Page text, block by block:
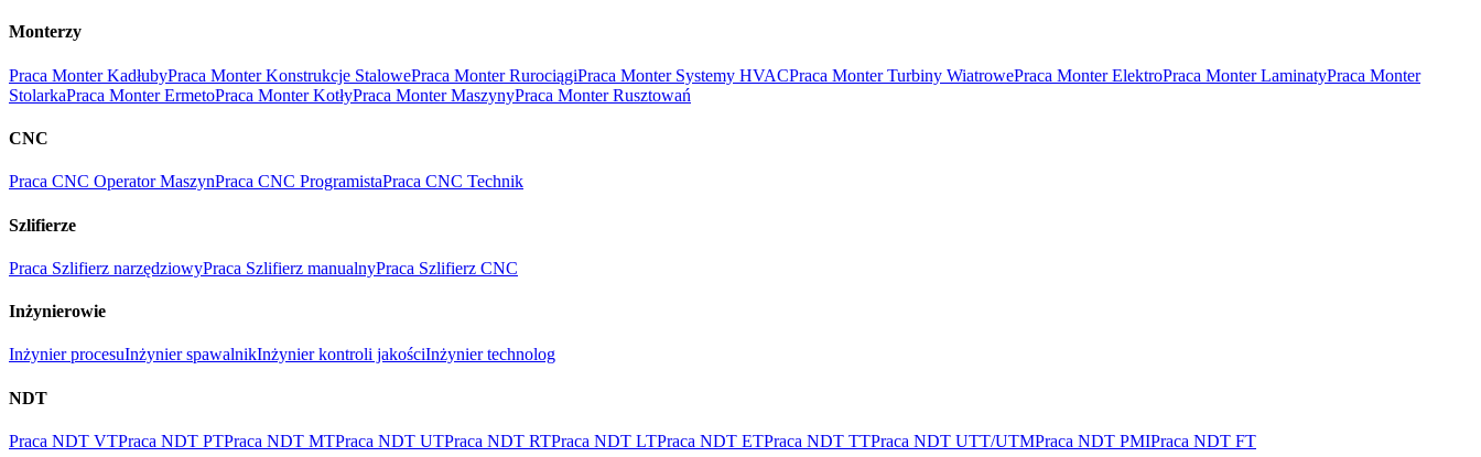
Monterzy
Praca Monter KadłubyPraca Monter Konstrukcje StalowePraca Monter RurociągiPraca Monter Systemy HVACPraca Monter Turbiny WiatrowePraca Monter ElektroPraca Monter LaminatyPraca Monter
StolarkaPraca Monter ErmetoPraca Monter KotłyPraca Monter MaszynyPraca Monter Rusztowań
CNC
Praca CNC Operator MaszynPraca CNC ProgramistaPraca CNC Technik
Szlifierze
Praca Szlifierz narzędziowyPraca Szlifierz manualnyPraca Szlifierz CNC
Inżynierowie
Inżynier procesuInżynier spawalnikInżynier kontroli jakościInżynier technolog
NDT
Praca NDT VTPraca NDT PTPraca NDT MTPraca NDT UTPraca NDT RTPraca NDT LTPraca NDT ETPraca NDT TTPraca NDT UTT/UTMPraca NDT PMIPraca NDT FT